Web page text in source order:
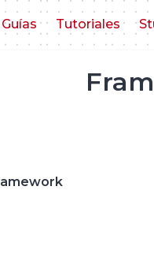
Tutoriales